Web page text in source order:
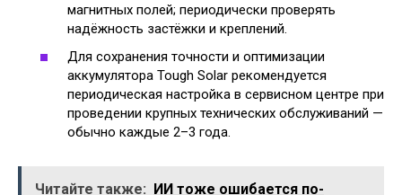
магнитных полей; периодически проверять
надёжность застёжки и креплений.
Для сохранения точности и оптимизации
аккумулятора Tough Solar рекомендуется
периодическая настройка в сервисном центре при
проведении крупных технических обслуживаний —
обычно каждые 2–3 года.
Читайте также: ИИ тоже ошибается по-